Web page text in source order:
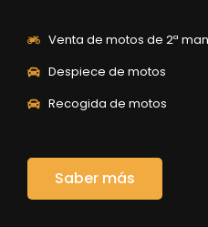
Venta de motos de 2ª
Despiece de motos
Recogida de motos
Saber más